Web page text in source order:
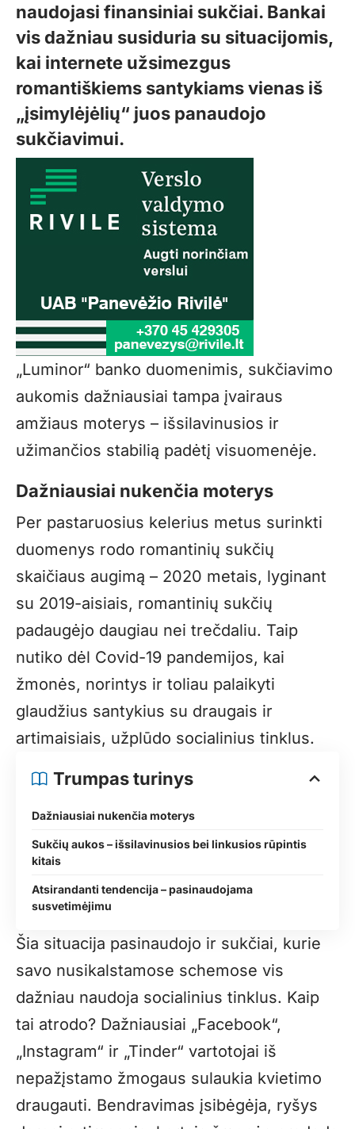
naudojasi finansiniai sukčiai. Bankai
vis dažniau susiduria su situacijomis,
kai internete užsimezgus
romantiškiems santykiams vienas iš
„įsimylėjėlių“ juos panaudojo
sukčiavimui.
„Luminor“ banko duomenimis, sukčiavimo
aukomis dažniausiai tampa įvairaus
amžiaus moterys – išsilavinusios ir
užimančios stabilią padėtį visuomenėje.
Dažniausiai nukenčia moterys
Per pastaruosius kelerius metus surinkti
duomenys rodo romantinių sukčių
skaičiaus augimą – 2020 metais, lyginant
su 2019-aisiais, romantinių sukčių
padaugėjo daugiau nei trečdaliu. Taip
nutiko dėl Covid-19 pandemijos, kai
žmonės, norintys ir toliau palaikyti
glaudžius santykius su draugais ir
artimaisiais, užplūdo socialinius tinklus.
Trumpas turinys
Dažniausiai nukenčia moterys
Sukčių aukos – išsilavinusios bei linkusios rūpintis
kitais
Atsirandanti tendencija – pasinaudojama
susvetimėjimu
Šia situacija pasinaudojo ir sukčiai, kurie
savo nusikalstamose schemose vis
dažniau naudoja socialinius tinklus. Kaip
tai atrodo? Dažniausiai „Facebook“,
„Instagram“ ir „Tinder“ vartotojai iš
nepažįstamo žmogaus sulaukia kvietimo
draugauti. Bendravimas įsibėgėja, ryšys